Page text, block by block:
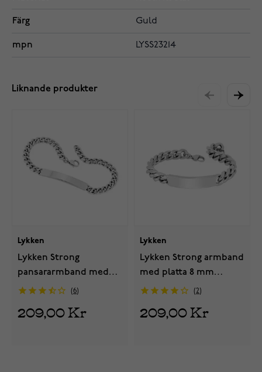
Färg Guld
mpn LYSS23214
Liknande produkter
Lykken
Lykken Strong
pansararmband med
platta 6 mm silverfärgat
6
209,00 Kr
Lykken
Lykken Strong armband
med platta 8 mm
silverfärgat
2
209,00 Kr